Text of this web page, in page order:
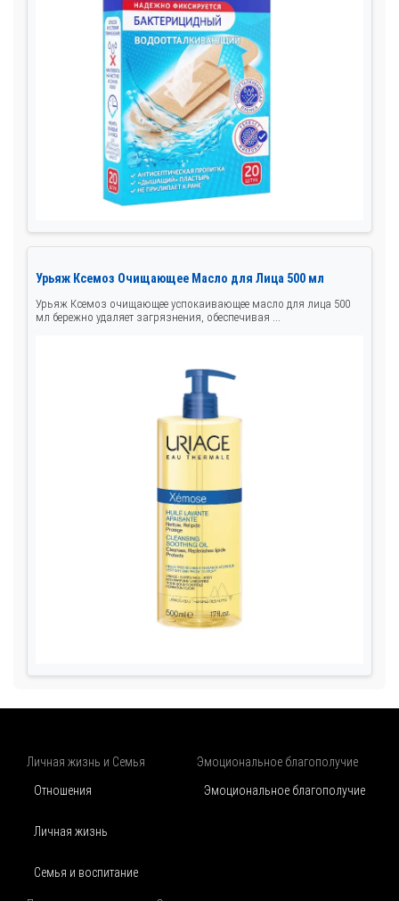
Урьяж Ксемоз Очищающее Масло для Лица 500 мл
Урьяж Ксемоз очищающее успокаивающее масло для лица 500
мл бережно удаляет загрязнения, обеспечивая ...
Личная жизнь и Семья
Отношения
Личная жизнь
Семья и воспитание
Эмоциональное благополучие
Эмоциональное благополучие